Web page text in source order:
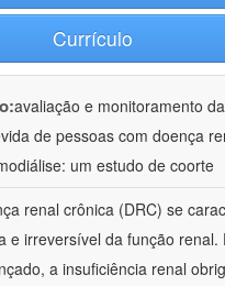
Currículo
avaliação e monitoramento
de pessoas com doença
um estudo de coorte
renal crônica (DRC) se
e irreversível da função renal.
a insuficiência renal